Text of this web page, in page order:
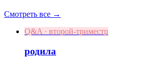
Смотреть все →
Q&A · второй-триместр
родила